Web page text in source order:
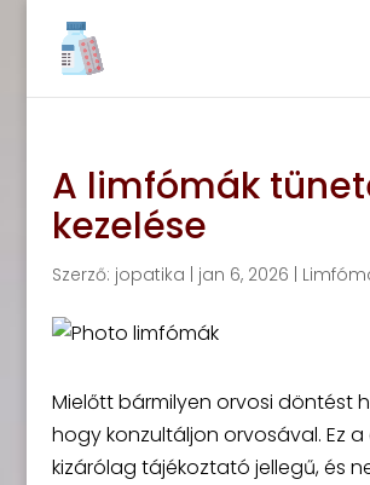
A limfómák
kezelése
Szerző: jopatika jan 6, 2026
Mielőtt bármilyen orvosi döntést
hogy konzultáljon orvosával. Ez a
kizárólag tájékoztató jellegű, és